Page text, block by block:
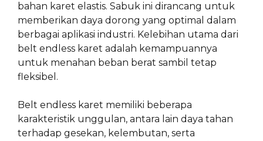
bahan karet elastis. Sabuk ini dirancang untuk
memberikan daya dorong yang optimal dalam
berbagai aplikasi industri. Kelebihan utama dari
belt endless karet adalah kemampuannya
untuk menahan beban berat sambil tetap
fleksibel.
Belt endless karet memiliki beberapa
karakteristik unggulan, antara lain daya tahan
terhadap gesekan, kelembutan, serta